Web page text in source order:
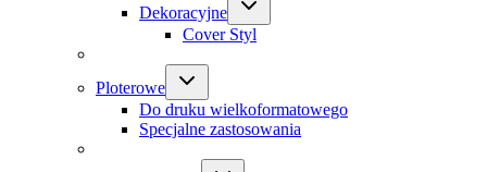
Dekoracyjne
Cover Styl
Ploterowe
Do druku wielkoformatowego
Specjalne zastosowania